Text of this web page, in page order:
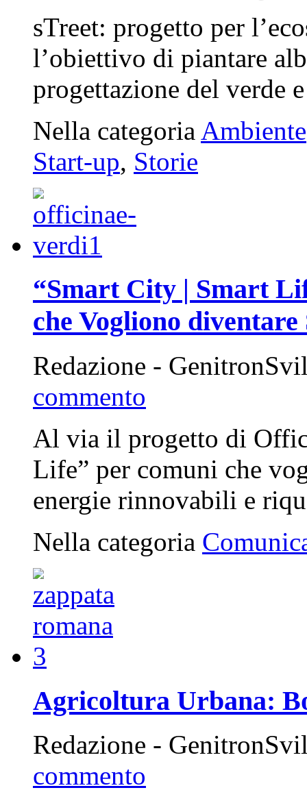
sTreet: progetto per
l’obiettivo di piantare
progettazione del verde
Nella categoria Ambiente
Start-up, Storie
“Smart City | Smart
che Vogliono
Redazione -
commento
Al via il progetto di
Life” per comuni che
energie rinnovabili e
Nella categoria
Agricoltura Urbana:
Redazione -
commento